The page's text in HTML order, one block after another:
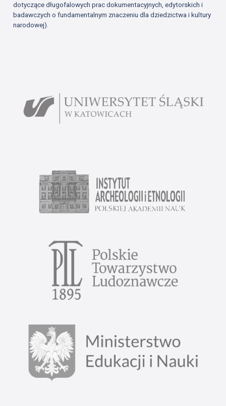
dotyczące długofalowych prac dokumentacyjnych, edytorskich i
badawczych o fundamentalnym znaczeniu dla dziedzictwa i kultury
narodowej).